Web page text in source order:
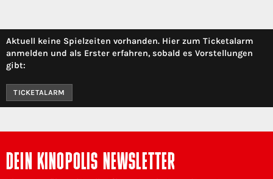
Aktuell keine Spielzeiten vorhanden. Hier zum Ticketalarm
anmelden und als Erster erfahren, sobald es Vorstellungen
gibt:
TICKETALARM
DEIN KINOPOLIS NEWSLETTER